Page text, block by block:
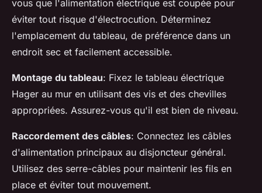
vous que l'alimentation électrique est coupée pour
éviter tout risque d'électrocution. Déterminez
l'emplacement du tableau, de préférence dans un
endroit sec et facilement accessible.
Montage du tableau: Fixez le tableau électrique
Hager au mur en utilisant des vis et des chevilles
appropriées. Assurez-vous qu'il est bien de niveau.
Raccordement des câbles: Connectez les câbles
d'alimentation principaux au disjoncteur général.
Utilisez des serre-câbles pour maintenir les fils en
place et éviter tout mouvement.